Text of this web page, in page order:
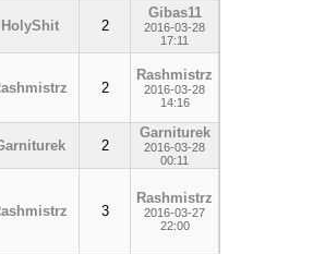
HolyShit 2
Gibas11
2016-03-28
17:11
2
Rashmistrz
2016-03-28
14:16
2
Garniturek
2016-03-28
00:11
3
Rashmistrz
2016-03-27
22:00